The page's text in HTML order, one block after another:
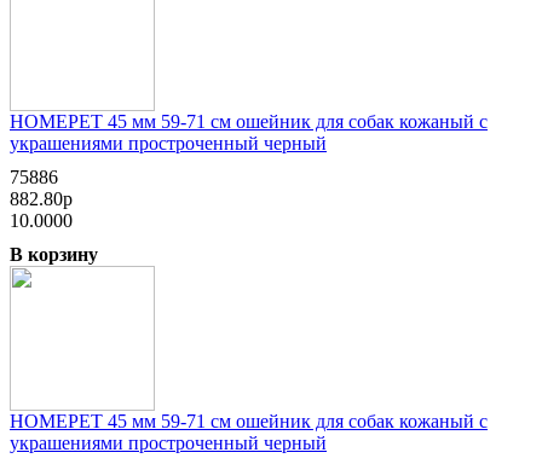
HOMEPET 45 мм 59-71 см ошейник для собак кожаный с
украшениями простроченный черный
75886
882.80р
10.0000
В корзину
HOMEPET 45 мм 59-71 см ошейник для собак кожаный с
украшениями простроченный черный